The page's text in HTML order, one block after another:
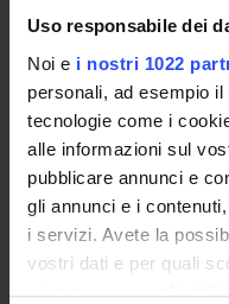
Uso responsabile dei
Noi e i nostri 1022
personali, ad esempio
tecnologie come i
alle informazioni sul
pubblicare annunci e
gli annunci e i
i servizi. Avete la
vostri dati e per quali
privacy sono applicabili
Overview
Enrolment Policy
Courses
Academic Calendar
Lesson timetable
Degree Programme
Exam calendar